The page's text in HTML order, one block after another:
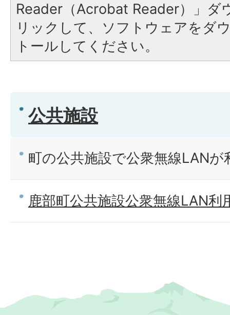
Reader（Acrobat Reader）」ダ
リックして、ソフトウェアをダ
トールしてください。
公共施設
町の公共施設で公衆無線LANが
鹿部町公共施設公衆無線LAN利